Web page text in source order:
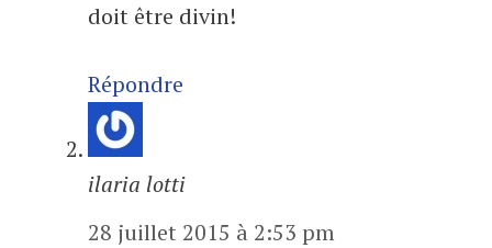
doit être divin!
Répondre
ilaria lotti
28 juillet 2015 à 2:53 pm